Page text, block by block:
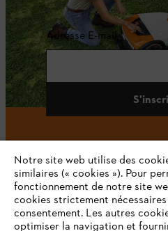
Adresse E-mail
Notre site web utilise des
similaires (« cookies »). Pour
fonctionnement de notre site
cookies strictement
consentement. Les autres
optimiser la navigation et